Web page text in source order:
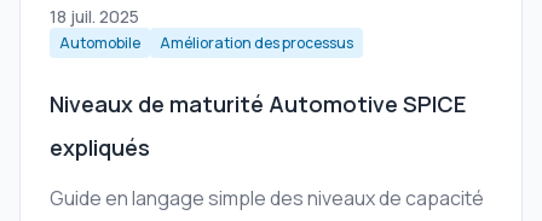
18 juil. 2025
Automobile Amélioration des processus
Niveaux de maturité Automotive SPICE
expliqués
Guide en langage simple des niveaux de capacité